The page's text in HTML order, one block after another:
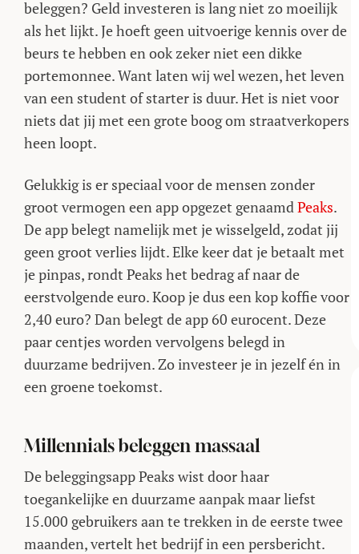
beleggen? Geld investeren is lang niet zo moeilijk
als het lijkt. Je hoeft geen uitvoerige kennis over de
beurs te hebben en ook zeker niet een dikke
portemonnee. Want laten wij wel wezen, het leven
van een student of starter is duur. Het is niet voor
niets dat jij met een grote boog om straatverkopers
heen loopt.
Gelukkig is er speciaal voor de mensen zonder
groot vermogen een app opgezet genaamdPeaks.
De app belegt namelijk met je wisselgeld, zodat jij
geen groot verlies lijdt. Elke keer dat je betaalt met
je pinpas, rondt Peaks het bedrag af naar de
eerstvolgende euro. Koop je dus een kop koffie voor
2,40 euro? Dan belegt de app 60 eurocent. Deze
paar centjes worden vervolgens belegd in
duurzame bedrijven. Zo investeer je in jezelf én in
een groene toekomst.
Millennials beleggen massaal
De beleggingsapp Peaks wist door haar
toegankelijke en duurzame aanpak maar liefst
15.000 gebruikers aan te trekken in de eerste twee
maanden, vertelt het bedrijf in een persbericht.